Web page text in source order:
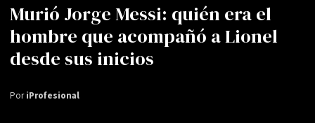
Murió Jorge Messi: quién era el
hombre que acompañó a Lionel
desde sus inicios
PoriProfesional